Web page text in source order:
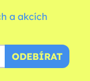
a akcích
ODEBÍRAT